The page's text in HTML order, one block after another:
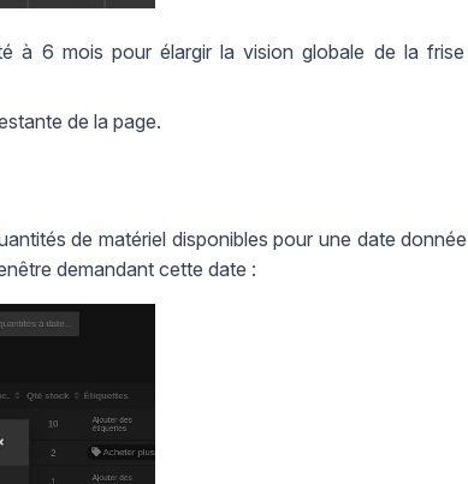
à 6 mois pour élargir la vision globale de la frise
de la page.
de matériel disponibles pour une date donnée
demandant cette date :